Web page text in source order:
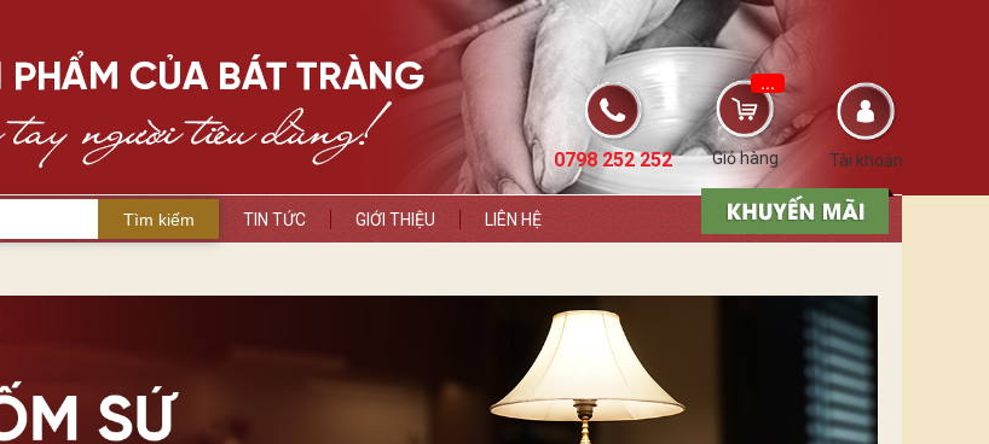
Tài khoản
Giỏ hàng
...
0798 252 252
Tìm kiếm TIN TỨC GIỚI THIỆU LIÊN HỆ